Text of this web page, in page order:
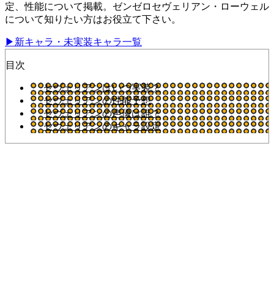
定、性能について掲載。ゼンゼロセヴェリアン・ローウェル
について知りたい方はお役立て下さい。
▶新キャラ・未実装キャラ一覧
目次
セヴェリアンはいつ実装？
セヴェリアンの性能予想
セヴェリアンの声優は誰？
セヴェリアンのキャラ設定